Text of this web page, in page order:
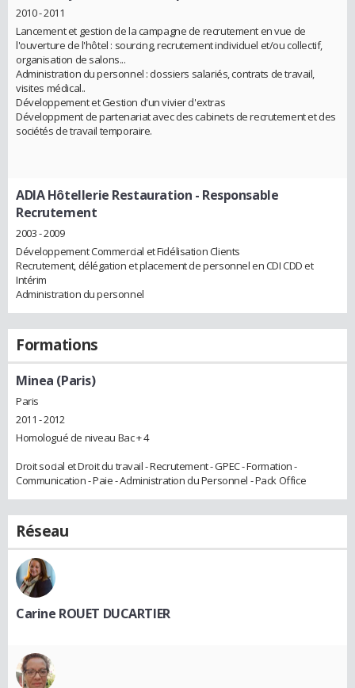
2010 - 2011
Lancement et gestion de la campagne de recrutement en vue de
l'ouverture de l'hôtel : sourcing, recrutement individuel et/ou collectif,
organisation de salons...
Administration du personnel : dossiers salariés, contrats de travail,
visites médical..
Développement et Gestion d'un vivier d'extras
Développment de partenariat avec des cabinets de recrutement et des
sociétés de travail temporaire.
ADIA Hôtellerie Restauration - Responsable
Recrutement
2003 - 2009
Développement Commercial et Fidélisation Clients
Recrutement, délégation et placement de personnel en CDI CDD et
Intérim
Administration du personnel
Formations
Minea (Paris)
Paris
2011 - 2012
Homologué de niveau Bac + 4
Droit social et Droit du travail - Recrutement - GPEC - Formation -
Communication - Paie - Administration du Personnel - Pack Office
Réseau
Carine ROUET DUCARTIER